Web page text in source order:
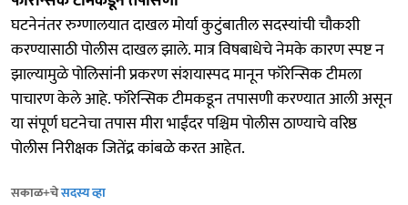
घटनेनंतर रुग्णालयात दाखल मोर्या कुटुंबातील सदस्यांची चौकशी
करण्यासाठी पोलीस दाखल झाले. मात्र विषबाधेचे नेमके कारण स्पष्ट न
झाल्यामुळे पोलिसांनी प्रकरण संशयास्पद मानून फॉरेन्सिक टीमला
पाचारण केले आहे. फॉरेन्सिक टीमकडून तपासणी करण्यात आली असून
या संपूर्ण घटनेचा तपास मीरा भाईंदर पश्चिम पोलीस ठाण्याचे वरिष्ठ
पोलीस निरीक्षक जितेंद्र कांबळे करत आहेत.
सकाळ+चेसदस्य व्हा